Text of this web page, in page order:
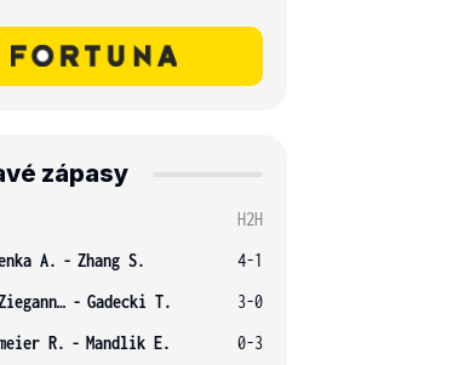
zápasy
H2H
A. - Zhang S.
4-1
Ryan Ziegann S. - Gadecki T.
3-0
R. - Mandlik E.
0-3